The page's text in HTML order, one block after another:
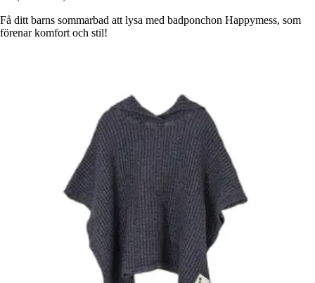
Få ditt barns sommarbad att lysa med badponchon Happymess, som
förenar komfort och stil!